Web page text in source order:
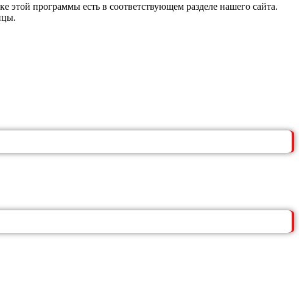
программы есть в соответствующем разделе нашего сайта.